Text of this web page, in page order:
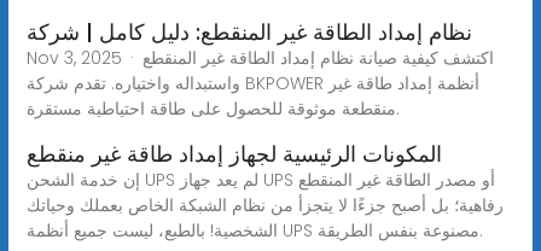
نظام إمداد الطاقة غير المنقطع: دليل كامل | شركة
Nov 3, 2025 · اكتشف كيفية صيانة نظام إمداد الطاقة غير المنقطع
واستبداله واختياره. تقدم شركة BKPOWER أنظمة إمداد طاقة غير
منقطعة موثوقة للحصول على طاقة احتياطية مستقرة.
المكونات الرئيسية لجهاز إمداد طاقة غير منقطع
إن خدمة الشحن UPS لم يعد جهاز UPS أو مصدر الطاقة غير المنقطع
رفاهية؛ بل أصبح جزءًا لا يتجزأ من نظام الشبكة الخاص بعملك وحياتك
الشخصية! بالطبع، ليست جميع أنظمة UPS مصنوعة بنفس الطريقة.